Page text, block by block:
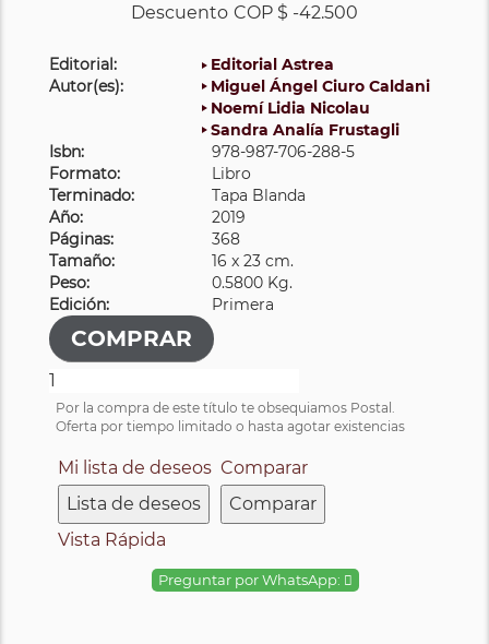
Descuento COP $ -42.500
Editorial:
Editorial Astrea
Autor(es):
Miguel Ángel Ciuro Caldani
Noemí Lidia Nicolau
Sandra Analía Frustagli
Isbn:
978-987-706-288-5
Formato:
Libro
Terminado:
Tapa Blanda
Año:
2019
Páginas:
368
Tamaño:
16 x 23 cm.
Peso:
0.5800 Kg.
Edición:
Primera
Por la compra de este título te obsequiamos Postal.
Oferta por tiempo limitado o hasta agotar existencias
Mi lista de deseos
Lista de deseos
Comparar
Comparar
Vista Rápida
Preguntar por WhatsApp: